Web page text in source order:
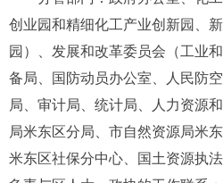
创业园和精细化工产业创新园
、
园 ） 、发展和改革委员会（工业
备局、国防动员办公室、人民防
局、审计局、统计局、人力资源
局米东区分局、 市自然资源局米
米东区社保分中心 、国土资源执